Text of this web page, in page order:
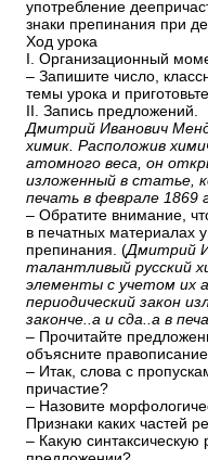
употребление
знаки препинания при
Ход урока
I. Организационный
– Запишите число,
темы урока и
II. Запись предложений.
Дмитрий Иванович
химик. Расположив
атомного веса, он
изложенный в статье,
печать в феврале 1869
– Обратите внимание,
в печатных материалах
препинания. (Дмитрий
талантливый русский
элементы с учетом их
периодический закон
законче..а и сда..а в
– Прочитайте
объясните
– Итак, слова с
причастие?
– Назовите
Признаки каких частей
– Какую